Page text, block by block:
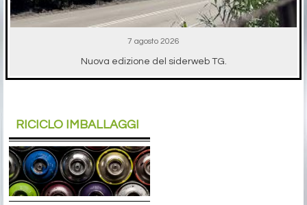
7 agosto 2026
Nuova edizione del siderweb TG.
RICICLO IMBALLAGGI